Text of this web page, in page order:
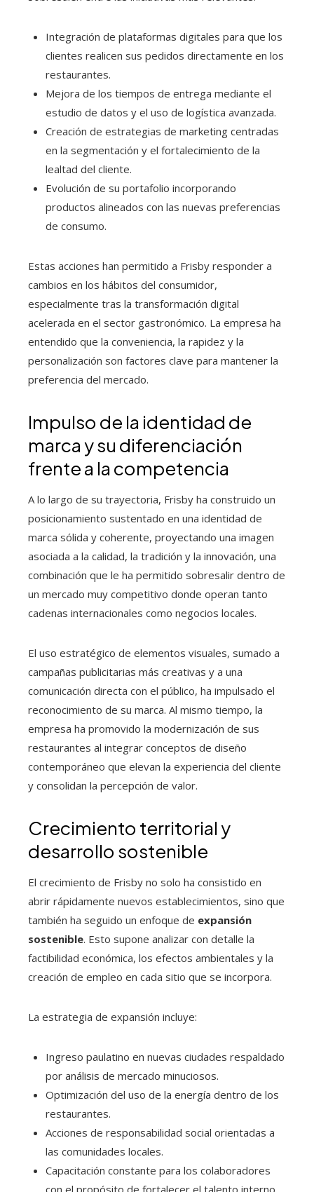
Integración de plataformas digitales para que los
clientes realicen sus pedidos directamente en los
restaurantes.
Mejora de los tiempos de entrega mediante el
estudio de datos y el uso de logística avanzada.
Creación de estrategias de marketing centradas
en la segmentación y el fortalecimiento de la
lealtad del cliente.
Evolución de su portafolio incorporando
productos alineados con las nuevas preferencias
de consumo.
Estas acciones han permitido a Frisby responder a
cambios en los hábitos del consumidor,
especialmente tras la transformación digital
acelerada en el sector gastronómico. La empresa ha
entendido que la conveniencia, la rapidez y la
personalización son factores clave para mantener la
preferencia del mercado.
Impulso de la identidad de
marca y su diferenciación
frente a la competencia
A lo largo de su trayectoria, Frisby ha construido un
posicionamiento sustentado en una identidad de
marca sólida y coherente, proyectando una imagen
asociada a la calidad, la tradición y la innovación, una
combinación que le ha permitido sobresalir dentro de
un mercado muy competitivo donde operan tanto
cadenas internacionales como negocios locales.
El uso estratégico de elementos visuales, sumado a
campañas publicitarias más creativas y a una
comunicación directa con el público, ha impulsado el
reconocimiento de su marca. Al mismo tiempo, la
empresa ha promovido la modernización de sus
restaurantes al integrar conceptos de diseño
contemporáneo que elevan la experiencia del cliente
y consolidan la percepción de valor.
Crecimiento territorial y
desarrollo sostenible
El crecimiento de Frisby no solo ha consistido en
abrir rápidamente nuevos establecimientos, sino que
también ha seguido un enfoque de expansión
sostenible. Esto supone analizar con detalle la
factibilidad económica, los efectos ambientales y la
creación de empleo en cada sitio que se incorpora.
La estrategia de expansión incluye:
Ingreso paulatino en nuevas ciudades respaldado
por análisis de mercado minuciosos.
Optimización del uso de la energía dentro de los
restaurantes.
Acciones de responsabilidad social orientadas a
las comunidades locales.
Capacitación constante para los colaboradores
con el propósito de fortalecer el talento interno.